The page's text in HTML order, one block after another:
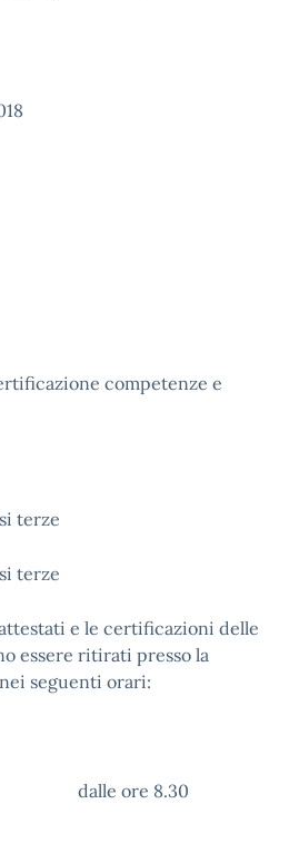
competenze e
terze
terze
e le certificazioni delle
essere ritirati presso la
seguenti orari:
dalle ore 8.30